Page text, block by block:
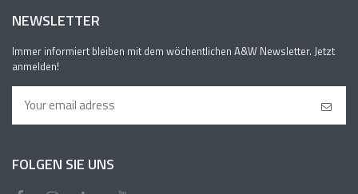
NEWSLETTER
Immer informiert bleiben mit dem wöchentlichen A&W Newsletter. Jetzt
anmelden!
FOLGEN SIE UNS